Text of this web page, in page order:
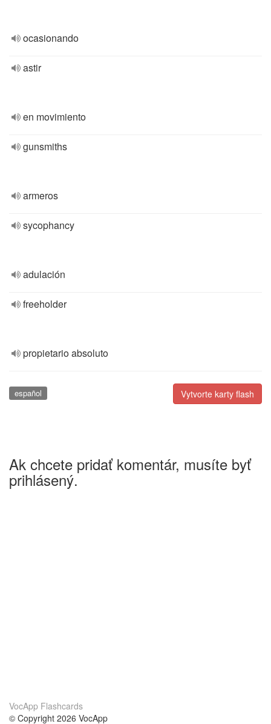
ocasionando
astir
en movimiento
gunsmiths
armeros
sycophancy
adulación
freeholder
propietario absoluto
Vytvorte karty flash
español
Ak chcete pridať komentár, musíte byť
prihlásený.
VocApp Flashcards
© Copyright 2026 VocApp